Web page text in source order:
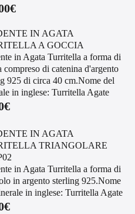
€
IN AGATA
A GOCCIA
in Agata Turritella a forma di
compreso di catenina d'argento
925 di circa 40 cm.Nome del
in inglese: Turritella Agate
€
IN AGATA
TRIANGOLARE
in Agata Turritella a forma di
in argento sterling 925.Nome
in inglese: Turritella Agate
€